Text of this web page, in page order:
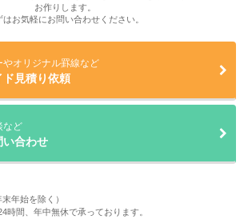
お作りします。
はお気軽にお問い合わせください。
やオリジナル罫線など
見積り依頼
など
い合わせ
年始を除く）
時間、年中無休で承っております。